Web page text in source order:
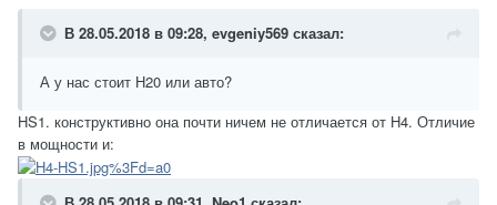
В 28.05.2018 в 09:28, evgeniy569 сказал:
А у нас стоит Н20 или авто?
HS1. конструктивно она почти ничем не отличается от H4. Отличие
в мощности и: